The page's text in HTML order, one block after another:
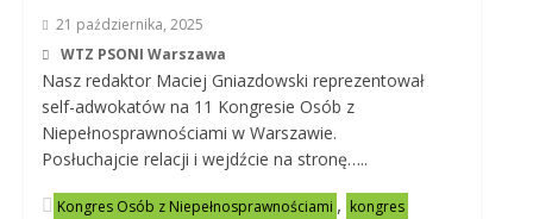
21 października, 2025
WTZ PSONI Warszawa
Nasz redaktor Maciej Gniazdowski reprezentował
self-adwokatów na 11 Kongresie Osób z
Niepełnosprawnościami w Warszawie.
Posłuchajcie relacji i wejdźcie na stronę…..
Kongres Osób z Niepełnosprawnościami , kongres